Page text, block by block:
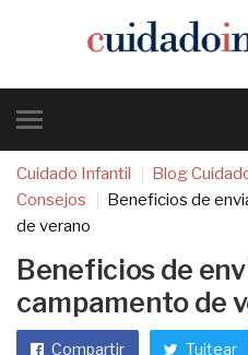
Cuidado Infantil Blog
Consejos
Beneficios de
de verano
Beneficios de
campamento de
Compartir Tuitear